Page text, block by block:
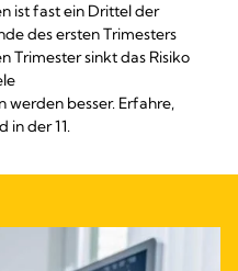
ist fast ein Drittel der
des ersten Trimesters
Trimester sinkt das Risiko
werden besser. Erfahre,
in der 11.